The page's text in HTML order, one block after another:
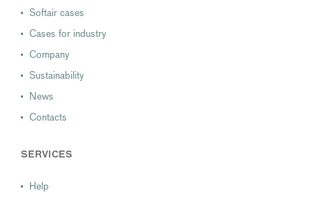
Softair cases
Cases for industry
Company
Sustainability
News
Contacts
SERVICES
Help